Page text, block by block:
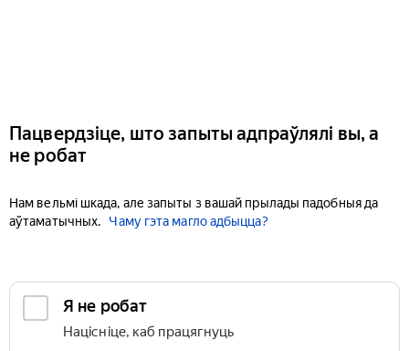
Пацвердзіце, што запыты адпраўлялі вы, а
не робат
Нам вельмі шкада, але запыты з вашай прылады падобныя да
аўтаматычных.
Чаму гэта магло адбыцца?
Я не робат
Націсніце, каб працягнуць